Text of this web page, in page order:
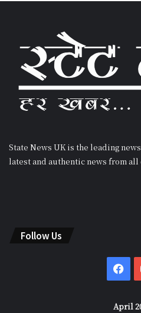
State News UK is the leading
latest and authentic news from all
Follow Us
April